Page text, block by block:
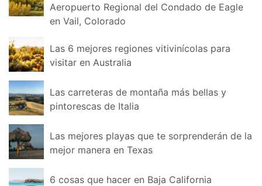
Aeropuerto Regional del Condado de Eagle
en Vail, Colorado
Las 6 mejores regiones vitivinícolas para
visitar en Australia
Las carreteras de montaña más bellas y
pintorescas de Italia
Las mejores playas que te sorprenderán de la
mejor manera en Texas
6 cosas que hacer en Baja California